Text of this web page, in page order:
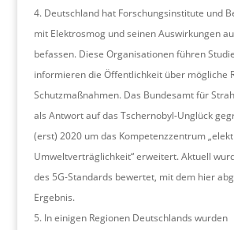
Deutschland hat Forschungsinstitute und
mit Elektrosmog und seinen Auswirkungen
befassen. Diese Organisationen führen
informieren die Öffentlichkeit über mögliche
Schutzmaßnahmen. Das Bundesamt für
als Antwort auf das Tschernobyl-Unglück
(erst) 2020 um das Kompetenzzentrum
Umweltverträglichkeit“ erweitert. Aktuell
des 5G-Standards bewertet, mit dem hier
Ergebnis.
In einigen Regionen Deutschlands wurden